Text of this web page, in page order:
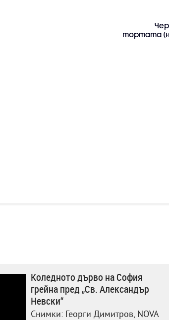
тортата
Коледното дърво на София
грейна пред „Св. Александър
Невски“
Снимки: Георги Димитров, NOVA